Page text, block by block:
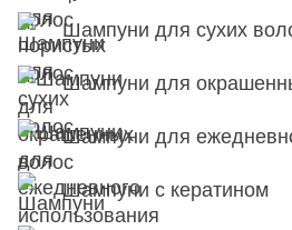
Шампуни для сухих
Шампуни для
Шампуни для
Шампуни с кератином